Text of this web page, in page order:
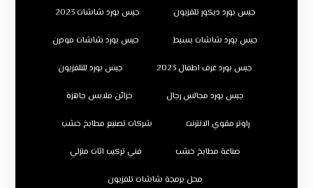
جبس بورد ديكور تلفزيون جبس بورد شاشات 2023
جبس بورد شاشات بسيط جبس بورد شاشات مودرن
جبس بورد غرف اطفال 2023 جبس بورد للتلفزيون
جبس بورد مجالس رجال خزائن ملابس جاهزة
راوتر مقوي الانترنت شركات تصنيع مطابخ خشب
صناعة مطابخ خشب فني تركيب اثاث منزلي
محل برمجة شاشات تلفزيون